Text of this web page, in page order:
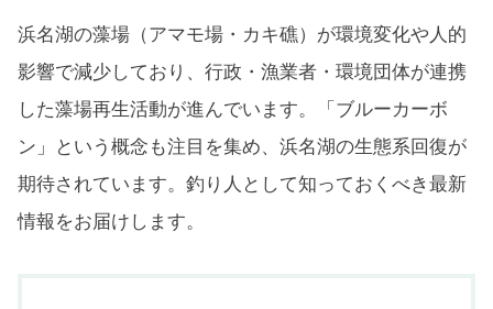
浜名湖の藻場（アマモ場・カキ礁）が環境変化や人的
影響で減少しており、行政・漁業者・環境団体が連携
した藻場再生活動が進んでいます。「ブルーカーボ
ン」という概念も注目を集め、浜名湖の生態系回復が
期待されています。釣り人として知っておくべき最新
情報をお届けします。